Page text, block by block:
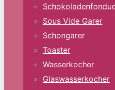
Sous Vide Garer
Schongarer
Toaster
Wasserkocher
Glaswasserkocher